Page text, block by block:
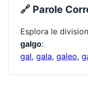
🔗 Parole
Esplora le
galgo:
gal, gala, galeo,